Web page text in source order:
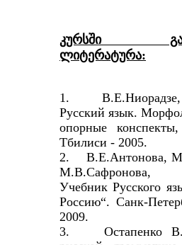
კურსში
ლიტერატურა:
1. В.Е.Ниорадзе,
Русский язык.
опорные
Тбилиси - 2005.
2. В.Е.Антонова,
М.В.Сафронова,
Учебник Русского
Россию“. Санк-
2009.
3. Остапенко